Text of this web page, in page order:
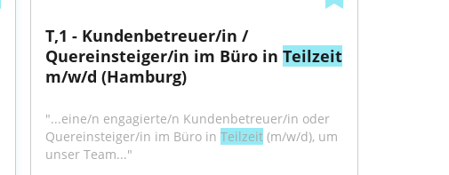
T,1 - Kundenbetreuer/in /
Quereinsteiger/in im Büro in Teilzeit
m/w/d (Hamburg)
"...eine/n engagierte/n Kundenbetreuer/in oder
Quereinsteiger/in im Büro in Teilzeit (m/w/d), um
unser Team..."